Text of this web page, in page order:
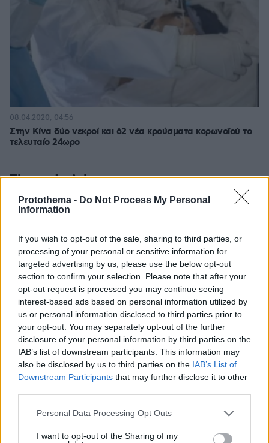
Protothema - Do Not Process My Personal
Information
If you wish to opt-out of the sale, sharing to third parties, or
processing of your personal or sensitive information for
targeted advertising by us, please use the below opt-out
section to confirm your selection. Please note that after your
opt-out request is processed you may continue seeing
interest-based ads based on personal information utilized by
us or personal information disclosed to third parties prior to
your opt-out. You may separately opt-out of the further
disclosure of your personal information by third parties on the
IAB’s list of downstream participants. This information may
also be disclosed by us to third parties on the IAB’s List of
Downstream Participants that may further disclose it to other
Please note that this website/app uses one or more Google
not limited to your visit or usage behaviour. You may click to
Personal Data Processing Opt Outs
I want to opt-out of the Sharing of my
Στην Κίνα δύο νεκροί και 62 νέα κρούσματα κορωνοϊού το
τελευταίο 24ωρο
08.04.2020, 04:56
Thema Insights